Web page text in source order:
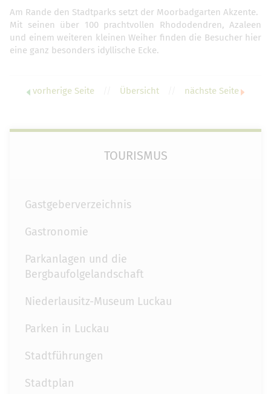
Am Rande den Stadtparks setzt der Moorbadgarten Akzente.
Mit seinen über 100 prachtvollen Rhododendren, Azaleen
und einem weiteren kleinen Weiher finden die Besucher hier
eine ganz besonders idyllische Ecke.
vorherige Seite Übersicht nächste Seite
TOURISMUS
Gastgeberverzeichnis
Gastronomie
Parkanlagen und die
Bergbaufolgelandschaft
Niederlausitz-Museum Luckau
Parken in Luckau
Stadtführungen
Stadtplan